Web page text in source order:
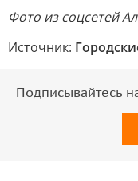
Фото из соцсетей
Источник:
Подписывайтесь